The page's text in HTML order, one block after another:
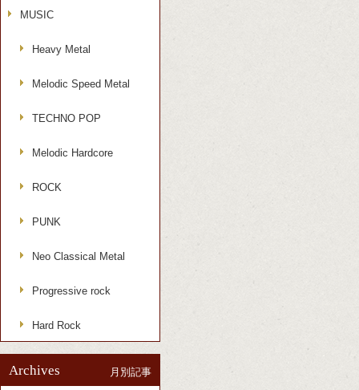
MUSIC
Heavy Metal
Melodic Speed Metal
TECHNO POP
Melodic Hardcore
ROCK
PUNK
Neo Classical Metal
Progressive rock
Hard Rock
Archives 月別記事